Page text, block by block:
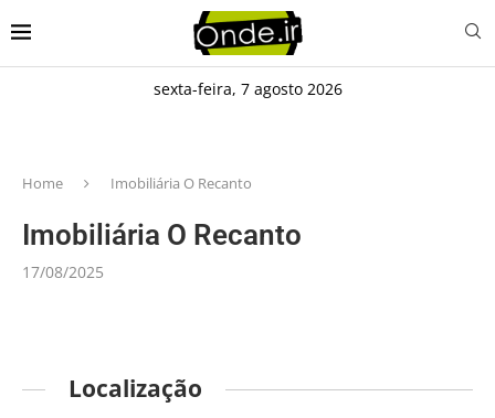
sexta-feira, 7 agosto 2026
Home Imobiliária O Recanto
Imobiliária O Recanto
17/08/2025
Localização